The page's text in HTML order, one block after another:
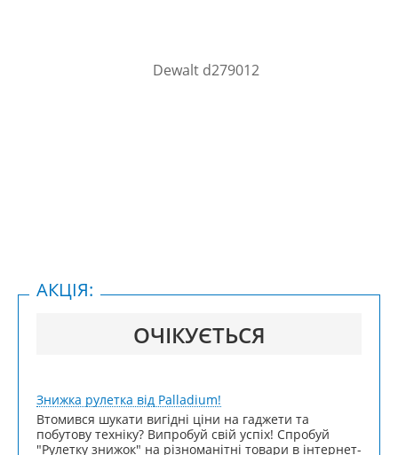
ОЧІКУЄТЬСЯ
АКЦІЯ:
Знижка рулетка від Palladium!
Втомився шукати вигідні ціни на гаджети та
побутову техніку? Випробуй свій успіх! Спробуй
"Рулетку знижок" на різноманітні товари в інтернет-